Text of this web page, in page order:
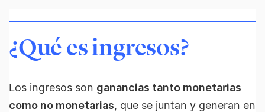
¿Qué es ingresos?
Los ingresos son ganancias tanto monetarias
como no monetarias, que se juntan y generan en